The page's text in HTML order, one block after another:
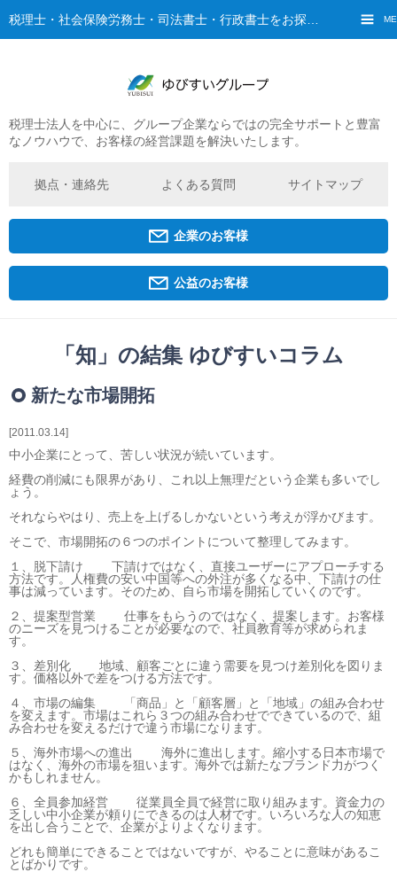
税理士法人を中心に、グループ企業ならではの完全サポートと豊富
なノウハウで、お客様の経営課題を解決いたします。
拠点・連絡先 よくある質問 サイトマップ
企業のお客様
公益のお客様
ご挨拶
グループ概要
ゆびすいのあゆみ
京都オフィス
相続・贈与・事業承継をお考えの方
医業経営者の方
寺院などの宗教法人経営者の方
認定こども園経営者の方
幼稚園・学校法人経営者の方
保育園経営者の方
介護事業者の方
介護専門チームからのお知らせ
「知」の結集 ゆびすいコラム
2011.03.14
新たな市場開拓
中小企業にとって、苦しい状況が続いています。
経費の削減にも限界があり、これ以上無理だという企業も多いでし
ょう。
それならやはり、売上を上げるしかないという考えが浮かびます。
そこで、市場開拓の６つのポイントについて整理してみます。
１、脱下請け 下請けではなく、直接ユーザーにアプローチする
方法です。人権費の安い中国等への外注が多くなる中、下請けの仕
事は減っています。そのため、自ら市場を開拓していくのです。
２、提案型営業 仕事をもらうのではなく、提案します。お客様
のニーズを見つけることが必要なので、社員教育等が求められま
す。
３、差別化 地域、顧客ごとに違う需要を見つけ差別化を図りま
す。価格以外で差をつける方法です。
４、市場の編集 「商品」と「顧客層」と「地域」の組み合わせ
を変えます。市場はこれら３つの組み合わせでできているので、組
み合わせを変えるだけで違う市場になります。
５、海外市場への進出 海外に進出します。縮小する日本市場で
はなく、海外の市場を狙います。海外では新たなブランド力がつく
かもしれません。
６、全員参加経営 従業員全員で経営に取り組みます。資金力の
乏しい中小企業が頼りにできるのは人材です。いろいろな人の知恵
を出し合うことで、企業がよりよくなります。
どれも簡単にできることではないですが、やることに意味があるこ
とばかりです。